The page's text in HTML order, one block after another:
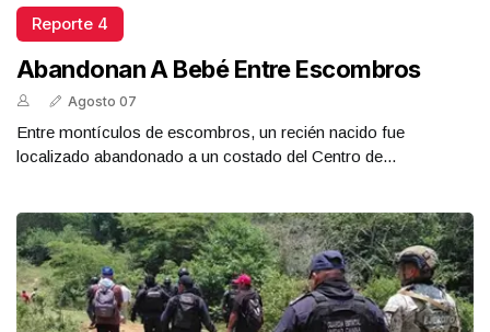
Reporte 4
Abandonan A Bebé Entre Escombros
Agosto 07
Entre montículos de escombros, un recién nacido fue
localizado abandonado a un costado del Centro de...